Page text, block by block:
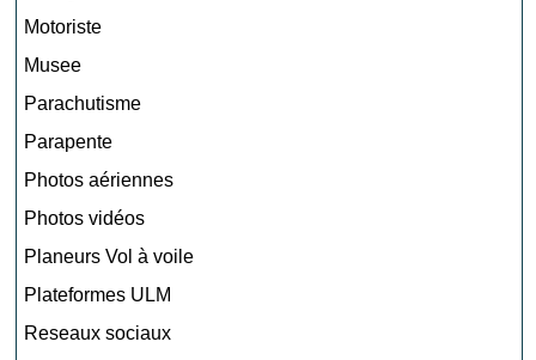
Motoriste
Musee
Parachutisme
Parapente
Photos aériennes
Photos vidéos
Planeurs Vol à voile
Plateformes ULM
Reseaux sociaux